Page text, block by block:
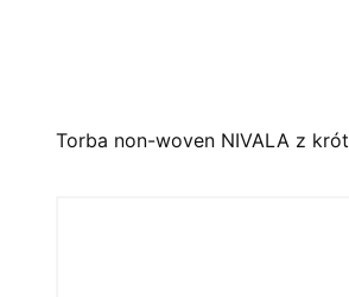
Torba non-woven NIVALA z